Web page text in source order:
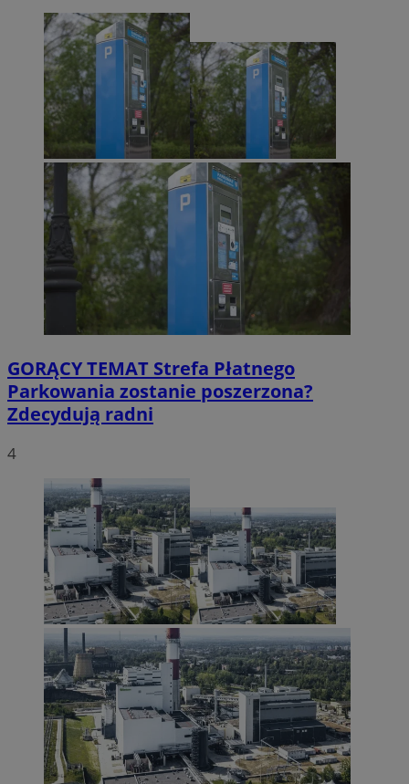
GORĄCY TEMAT Strefa Płatnego
Parkowania zostanie poszerzona?
Zdecydują radni
4